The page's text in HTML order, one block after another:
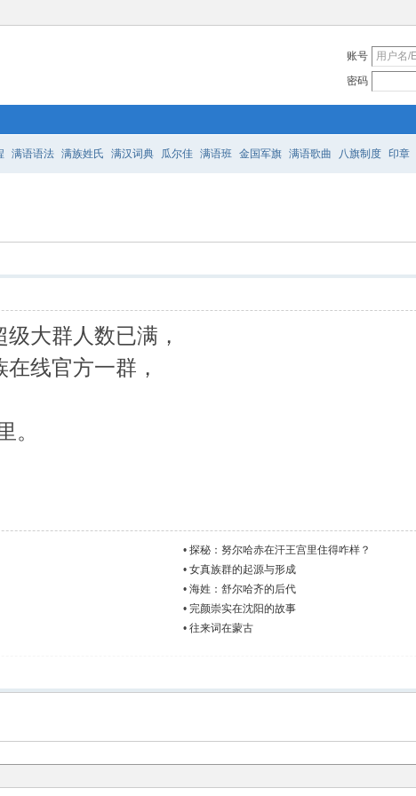
账号
密码
满语语法 满族姓氏 满汉词典 瓜尔佳 满语班 金国军旗 满语歌曲 八旗制度 印章
大群人数已满，
线官方一群，
。
• 探秘：努尔哈赤在汗王宫里住得咋样？
• 女真族群的起源与形成
• 海姓：舒尔哈齐的后代
• 完颜崇实在沈阳的故事
• 往来词在蒙古